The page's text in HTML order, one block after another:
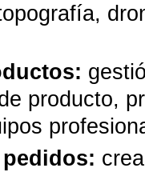
producto,